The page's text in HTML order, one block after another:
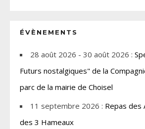
ÉVÈNEMENTS
28 août 2026 - 30 août 2026 :
Futurs nostalgiques" de la
parc de la mairie de Choisel
11 septembre 2026 : Repas des
des 3 Hameaux